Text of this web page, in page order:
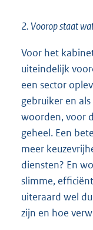
2. Voorop staat
Voor het
uiteindelijk
een sector
gebruiker en
woorden, voor
geheel. Een
meer
diensten? En
slimme,
uiteraard wel
zijn en hoe